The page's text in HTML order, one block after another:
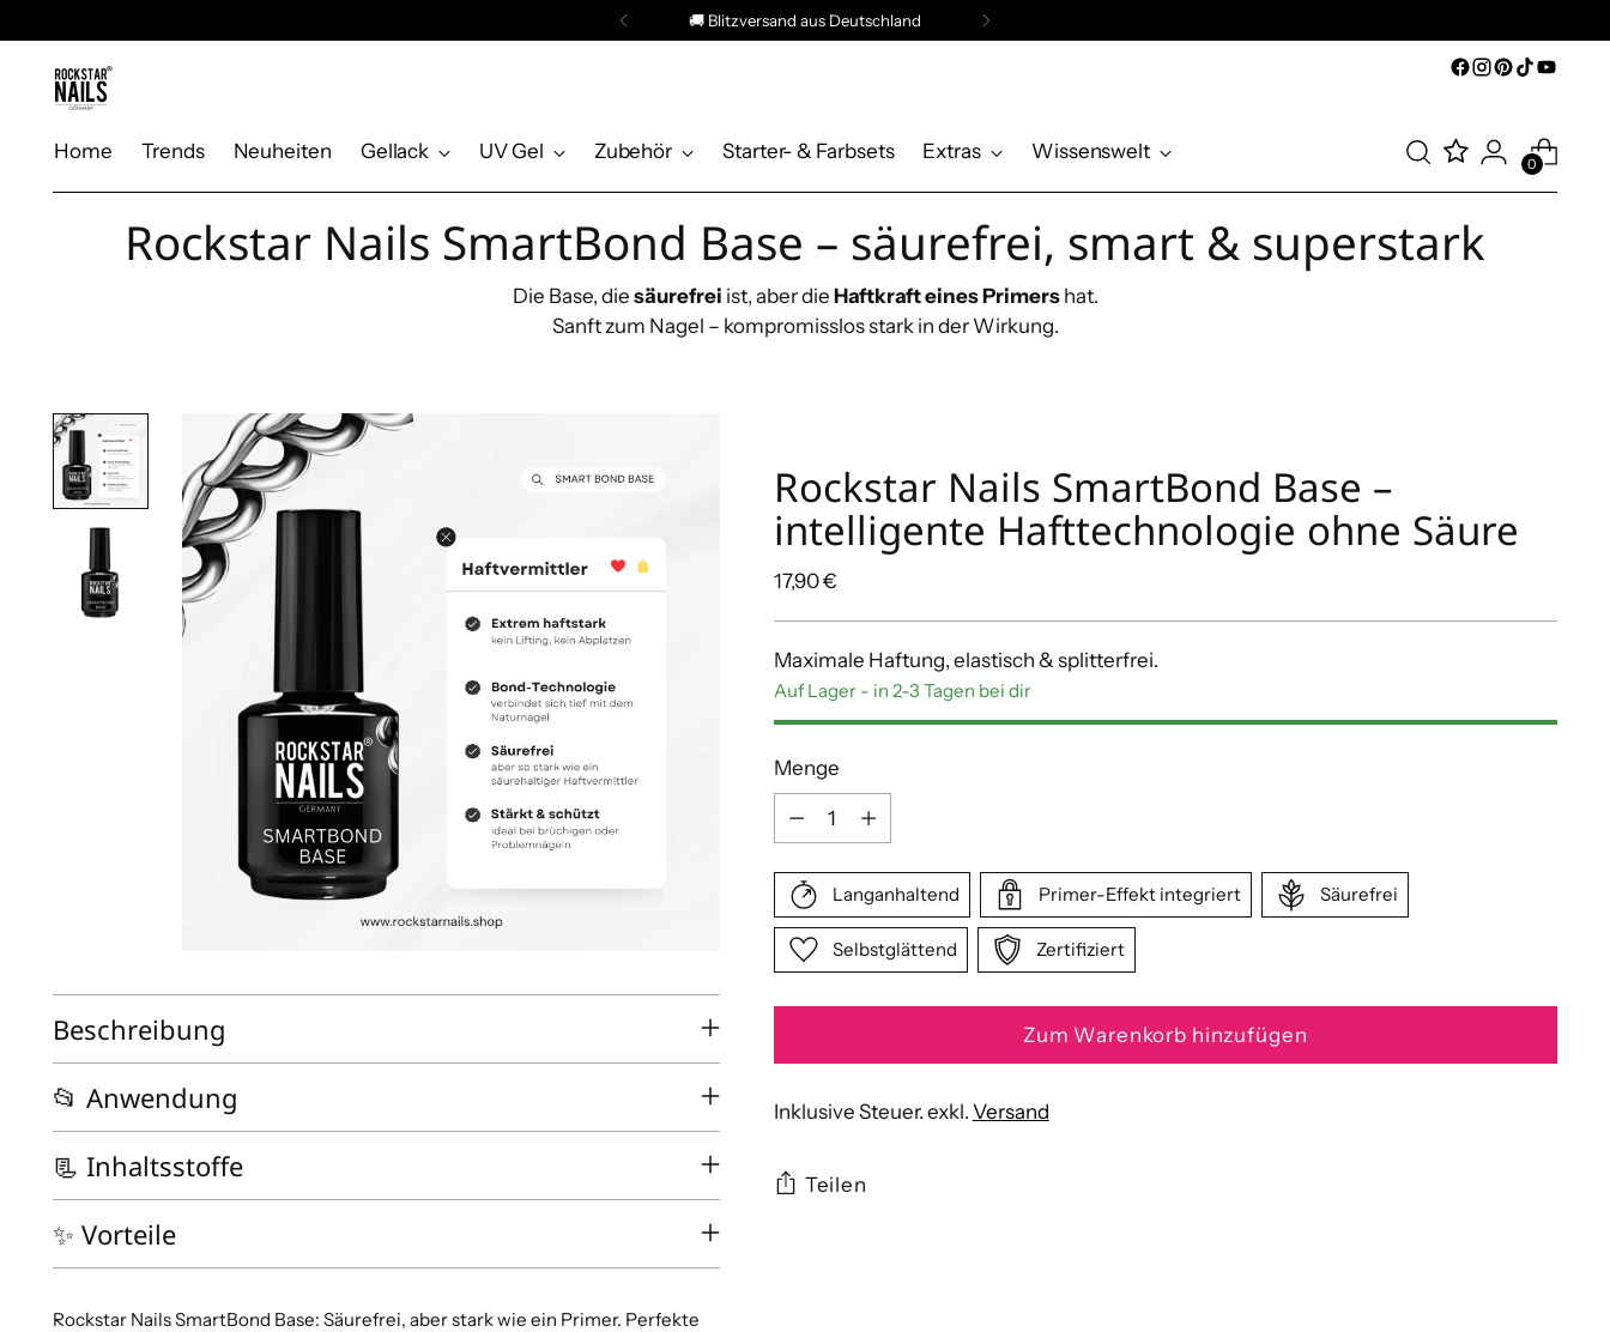
🚚 Blitzversand aus Deutschland
Home Trends Neuheiten Gellack UV Gel Zubehör Starter- & Farbsets Extras Wissenswelt
0
Rockstar Nails SmartBond Base – säurefrei, smart & superstark
Die Base, die säurefrei ist, aber die Haftkraft eines Primers hat.
Sanft zum Nagel – kompromisslos stark in der Wirkung.
Beschreibung
📂 Anwendung
📃 Inhaltsstoffe
✨ Vorteile
Rockstar Nails SmartBond Base: Säurefrei, aber stark wie ein Primer. Perfekte
Rockstar Nails SmartBond Base –
intelligente Hafttechnologie ohne Säure
Regulärer
17,90 €
Maximale Haftung, elastisch & splitterfrei.
Auf Lager - in 2-3 Tagen bei dir
Menge
Menge
Langanhaltend Primer-Effekt integriert Säurefrei
Selbstglättend Zertifiziert
Zum Warenkorb hinzufügen
Inklusive Steuer. exkl. Versand
Teilen